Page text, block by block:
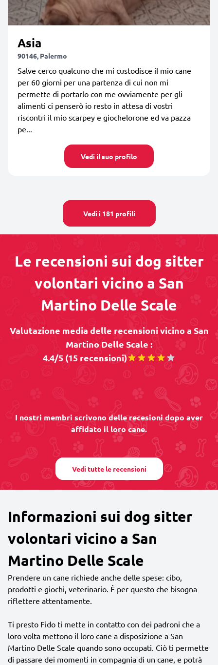
Asia
90146, Palermo
Salve cerco qualcuno che mi custodisce il mio cane
per 60 giorni per una partenza di cui non mi
permette di portarlo con me ovviamente per gli
alimenti ci penserò io resto in attesa di vostri
riscontri il mio scarpey e giochelorone ed va pazza
pe...
Vedi il suo profilo
Vedi i 181 profili
Le recensioni sui dog sitter
volontari vicino a San
Martino Delle Scale
Valutazione media delle recensioni vicino a San
Martino Delle Scale :
4.4/5 (15 recensioni)
I nostri membri scrivono delle recesioni dopo aver
affidato il loro cane.
Vedi tutte le recensioni
Informazioni sui dog sitter
volontari vicino a San
Martino Delle Scale
Prendere un cane richiede anche delle spese: cibo,
prodotti e giochi, veterinario. È per questo che bisogna
riflettere attentamente.
Ti presto Fido ti mette in contatto con dei padroni che a
loro volta mettono il loro cane a disposizione a San
Martino Delle Scale quando sono occupati. Ciò ti permette
di passare dei momenti in compagnia di un cane, e potrà